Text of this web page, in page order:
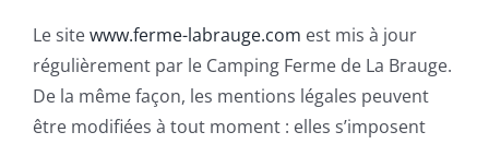
Le sitewww.ferme-labrauge.com est mis à jour
régulièrement par le Camping Ferme de La Brauge.
De la même façon, les mentions légales peuvent
être modifiées à tout moment : elles s’imposent